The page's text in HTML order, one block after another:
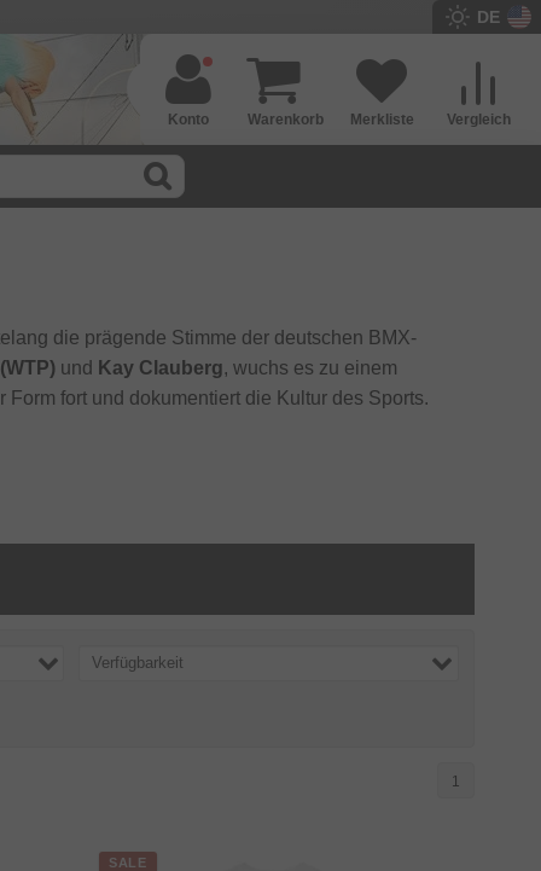
DE
Vergleich
Merkliste
Warenkorb
Konto
die prägende Stimme der deutschen BMX-
und Kay Clauberg, wuchs es zu einem
fort und dokumentiert die Kultur des Sports.
Verfügbarkeit
1
SALE